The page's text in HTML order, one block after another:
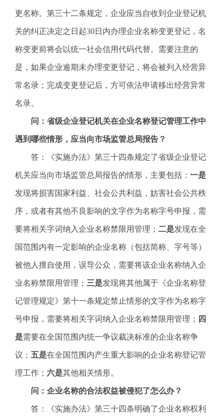
更名称。第三十二条规定，企业应当自收到企业登记机
关的纠正决定之日起30日内办理企业名称变更登记，名
称变更前将会以统一社会信用代码代替。需要注意的
是，如果企业逾期未办理变更登记，将会被列入经营异
常名录；完成变更登记后，方可依法申请移出经营异常
名录。
问：省级企业登记机关在企业名称登记管理工作中
遇到哪些情形，应当向市场监管总局报告？
答：《实施办法》第三十四条规定了省级企业登记
机关应当向市场监管总局报告的情形，主要包括： 一是
发现将损害国家利益、社会公共利益，妨害社会公共秩
序，或者有其他不良影响的文字作为名称字号申报，需
要将相关字词纳入企业名称禁限用管理； 二是发现在全
国范围内有一定影响的企业名称（包括简称、字号等）
被他人擅自使用，误导公众，需要将该企业名称纳入企
业名称禁限用管理； 三是发现将其他属于《企业名称登
记管理规定》第十一条规定禁止情形的文字作为名称字
号申报，需要将相关字词纳入企业名称禁限用管理； 四
是需要在全国范围内统一争议裁决标准的企业名称争
议； 五是在全国范围内产生重大影响的企业名称登记管
理工作； 六是其他相关情形。
问：企业名称的合法权益被侵犯了怎么办？
答：《实施办法》第三十四条明确了企业名称权利